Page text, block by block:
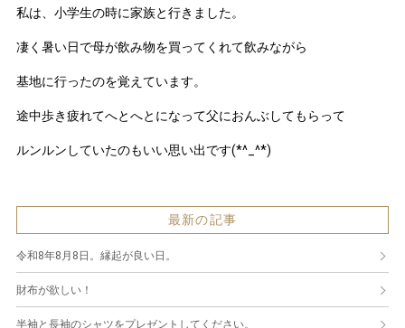
私は、小学生の時に家族と行きました。
凄く暑い日で母が飲み物を買ってくれて飲みながら
基地に行ったのを覚えています。
途中歩き疲れてへとへとになって父におんぶしてもらって
ルンルンしていたのもいい思い出です(*^_^*)
最新の記事
令和8年8月8日。縁起が良い日。
財布が欲しい！
半袖と長袖のシャツをプレゼントしてください。